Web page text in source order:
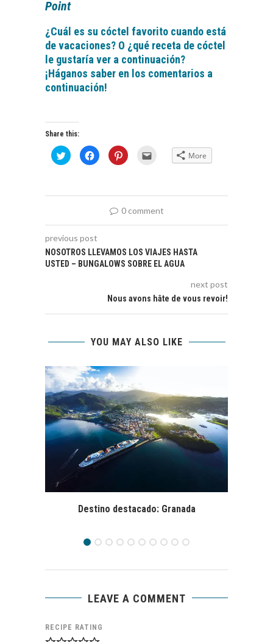
Point
¿Cuál es su cóctel favorito cuando está
de vacaciones? O ¿qué receta de cóctel
le gustaría ver a continuación?
¡Háganos saber en los comentarios a
continuación!
Share this:
Click
to
share
in
Click
to
share
in
window)
Click
to
in
window)
friend
in
window)
More
0 comment
previous post
NOSOTROS LLEVAMOS LOS VIAJES HASTA
USTED – BUNGALOWS SOBRE EL AGUA
next post
Nous avons hâte de vous revoir!
YOU MAY ALSO LIKE
Destino destacado: Granada
LEAVE A COMMENT
RECIPE RATING